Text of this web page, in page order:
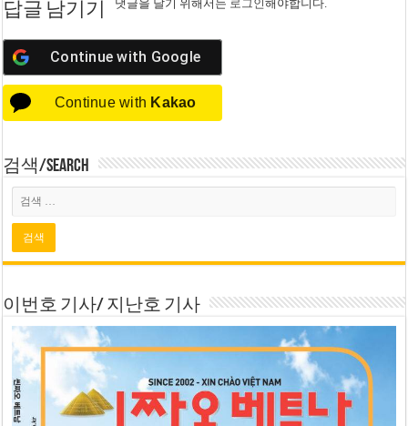
답글 남기기 댓글을 달기 위해서는 로그인해야합니다.
Continue with Google
Continue with Kakao
검색/Search
이번호 기사/ 지난호 기사